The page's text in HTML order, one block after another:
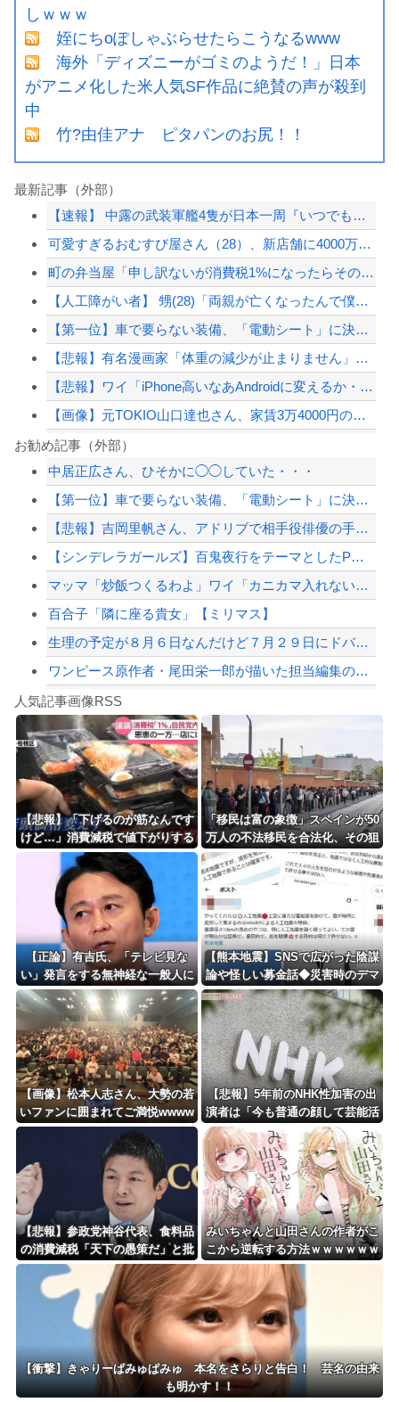
しｗｗｗ
姪にちoぽしゃぶらせたらこうなるwww
海外「ディズニーがゴミのようだ！」日本
がアニメ化した米人気SF作品に絶賛の声が殺到
中
竹?由佳アナ ピタパンのお尻！！
最新記事（外部）
【速報】 中露の武装軍艦4隻が日本一周『いつでも国家沈没させられるぞ』
可愛すぎるおむすび屋さん（28）、新店舗に4000万円クラファンした成功した結果...
町の弁当屋「申し訳ないが消費税1%になったらその分商品代を値上げするわ」
【人工障がい者】 甥(28)「両親が亡くなったんで僕のこと引き取ってほしいんです...
【第一位】車で要らない装備、「電動シート」に決まる・・・
【悲報】有名漫画家「体重の減少が止まりません」→ファンから心配の声
【悲報】ワイ「iPhone高いなあAndroidに変えるか・・・おっこれええやん...
【画像】元TOKIO山口達也さん、家賃3万4000円の湘南の家からYouTube...
東大「貯金あと数年で尽きます」→研究者削減へ…
20代「50年ローンでええやろ」←これマジ？？？
海外「ディズニーがゴミのようだ！」日本がアニメ化した米人気SF作品に絶賛の声が殺...
【配信者】「金バエ」のSNS更新が1週間途絶え、様々な憶測が飛び交う。1週間ぶり...
【緊急速報】NYで警官が黒人男性の首を絞め、暴動第二波不可避へ
Powered by livedoor 相互RSS
お勧め記事（外部）
中居正広さん、ひそかに◯◯していた・・・
【第一位】車で要らない装備、「電動シート」に決まる・・・
【悲報】吉岡里帆さん、アドリブで相手役俳優の手を取りお胸に押し当てる（※画像あり...
【シンデレラガールズ】百鬼夜行をテーマとしたPOP UP SHOPが東京・大阪に...
マッマ「炒飯つくるわよ」ワイ「カニカマ入れないで💢」
百合子「隣に座る貴女」【ミリマス】
生理の予定が８月６日なんだけど７月２９日にドバッと鮮血でたから生理かな？って思っ...
ワンピース原作者・尾田栄一郎が描いた担当編集の似顔絵「ムダに東大卒」
8/4のニュース
日本旅行キャンセルすべきか…1万年ぶり史上最大級の火山の兆し＝韓国の反応
更新中止のお知らせ
海外「おめでとうタキ！」リヴァプール南野がバースデーゴール！！
Powered by livedoor 相互RSS
人気記事画像RSS
【悲報】「下げるのが筋なんです
けど…」消費減税で値下がりする
分と同じだけ商品を値上げして店
頭価格を変えない店も…
「移民は富の象徴」スペインが50
万人の不法移民を合法化、その狙
いと日本への教訓と [蚤の市★]
【正論】有吉氏、「テレビ見な
い」発言をする無神経な一般人に
憤慨ｗｗｗｗｗｗｗ
【熊本地震】SNSで広がった陰謀
論や怪しい募金話◆災害時のデマ
注意、専門家は「一次情報チェッ
クを」
【画像】松本人志さん、大勢の若
いファンに囲まれてご満悦wwww
wwwwwwwwww
【悲報】5年前のNHK性加害の出
演者は「今も普通の顔して芸能活
動してる」ネット「受信料を取る
くらいなら詳細を伝えよ」
【悲報】参政党神谷代表、食料品
の消費減税「天下の愚策だ」と批
判ｗｗｗｗｗｗｗｗｗｗｗｗ
みいちゃんと山田さんの作者がこ
こから逆転する方法ｗｗｗｗｗｗ
ｗｗｗｗｗｗｗｗ
【衝撃】きゃりーぱみゅぱみゅ 本名をさらりと告白！ 芸名の由来
も明かす！！